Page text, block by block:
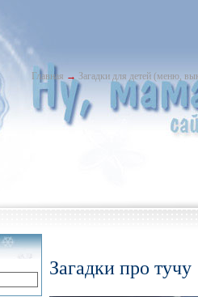
Главная → Загадки для детей (меню,
Загадки про тучу